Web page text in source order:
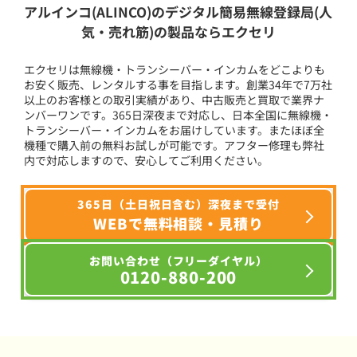
アルインコ(ALINCO)のデジタル簡易無線登録局(人
気・売れ筋)の製品ならエクセリ
エクセリは無線機・トランシーバー・インカムをどこよりも
お安く販売、レンタルする事を目指します。創業34年で7万社
以上のお客様との取引実績があり、中古販売と買取で業界ナ
ンバーワンです。365日深夜まで対応し、日本全国に無線機・
トランシーバー・インカムをお届けしています。またほぼ全
機種で購入前の無料お試しが可能です。アフター修理も弊社
内で対応しますので、安心してご利用ください。
365日（土日祝日含む）深夜まで受付
WEBで無料相談・見積り
お問い合わせ（フリーダイヤル）
0120-880-200